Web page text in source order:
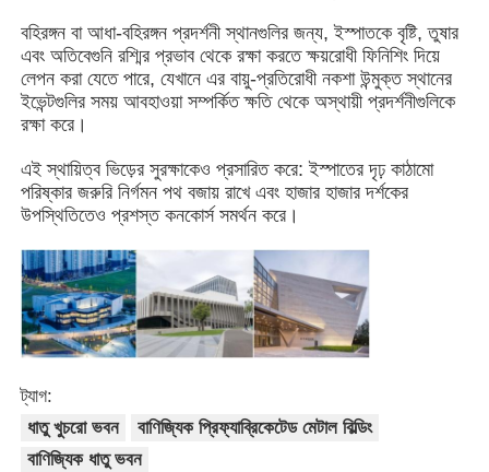
আমাদের সম্পর্কে
কারখানা ভ্রমণ
মান নিয়ন্ত্রণ
খবর
উদ্ধৃতির জন্য আবেদন
বহিরঙ্গন বা আধা-বহিরঙ্গন প্রদর্শনী স্থানগুলির জন্য, ইস্পাতকে বৃষ্টি, তুষার
এবং অতিবেগুনি রশ্মির প্রভাব থেকে রক্ষা করতে ক্ষয়রোধী ফিনিশিং দিয়ে
লেপন করা যেতে পারে, যেখানে এর বায়ু-প্রতিরোধী নকশা উন্মুক্ত স্থানের
ইভেন্টগুলির সময় আবহাওয়া সম্পর্কিত ক্ষতি থেকে অস্থায়ী প্রদর্শনীগুলিকে
রক্ষা করে।
এই স্থায়িত্ব ভিড়ের সুরক্ষাকেও প্রসারিত করে: ইস্পাতের দৃঢ় কাঠামো
পরিষ্কার জরুরি নির্গমন পথ বজায় রাখে এবং হাজার হাজার দর্শকের
উপস্থিতিতেও প্রশস্ত কনকোর্স সমর্থন করে।
ট্যাগ:
ধাতু খুচরো ভবন
বাণিজ্যিক প্রিফ্যাব্রিকেটেড মেটাল বিল্ডিং
বাণিজ্যিক ধাতু ভবন